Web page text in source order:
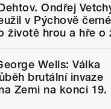
Ondřej
v Pýchově černé
životě hrou a hře o
Wells: Válka
brutální invaze
Zemi na konci 19.